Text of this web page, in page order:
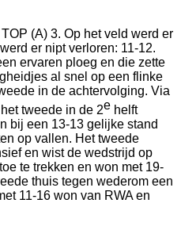
(A) 3. Op het veld werd er
er nipt verloren: 11-12.
ervaren ploeg en die zette
al snel op een flinke
in de achtervolging. Via
tweede in de 2e helft
bij een 13-13 gelijke stand
op vallen. Het tweede
en wist de wedstrijd op
te trekken en won met 19-
thuis tegen wederom een
11-16 won van RWA en